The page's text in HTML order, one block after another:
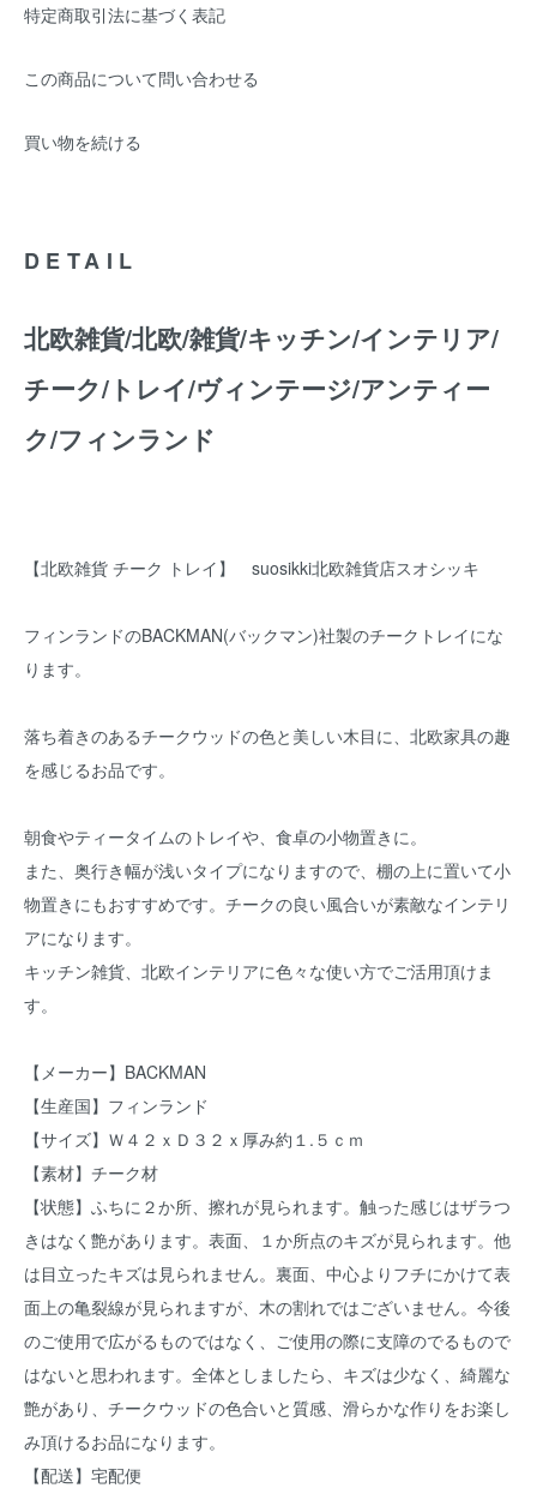
特定商取引法に基づく表記
この商品について問い合わせる
買い物を続ける
DETAIL
北欧雑貨/北欧/雑貨/キッチン/インテリア/
チーク/トレイ/ヴィンテージ/アンティー
ク/フィンランド
【北欧雑貨 チーク トレイ】 suosikki北欧雑貨店スオシッキ
フィンランドのBACKMAN(バックマン)社製のチークトレイにな
ります。
落ち着きのあるチークウッドの色と美しい木目に、北欧家具の趣
を感じるお品です。
朝食やティータイムのトレイや、食卓の小物置きに。
また、奥行き幅が浅いタイプになりますので、棚の上に置いて小
物置きにもおすすめです。チークの良い風合いが素敵なインテリ
アになります。
キッチン雑貨、北欧インテリアに色々な使い方でご活用頂けま
す。
【メーカー】BACKMAN
【生産国】フィンランド
【サイズ】Ｗ４２ｘＤ３２ｘ厚み約１.５ｃｍ
【素材】チーク材
【状態】ふちに２か所、擦れが見られます。触った感じはザラつ
きはなく艶があります。表面、１か所点のキズが見られます。他
は目立ったキズは見られません。裏面、中心よりフチにかけて表
面上の亀裂線が見られますが、木の割れではございません。今後
のご使用で広がるものではなく、ご使用の際に支障のでるもので
はないと思われます。全体としましたら、キズは少なく、綺麗な
艶があり、チークウッドの色合いと質感、滑らかな作りをお楽し
み頂けるお品になります。
【配送】宅配便